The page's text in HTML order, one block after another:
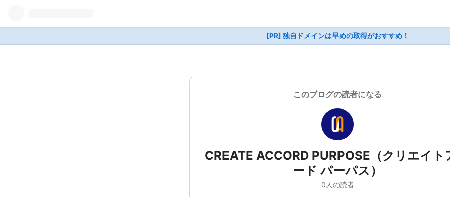
[PR] 独自ドメインは早めの取得がおすすめ！
このブログの読者になる
CREATE ACCORD PURPOSE（クリエイト
ード パーパス）
0人の読者